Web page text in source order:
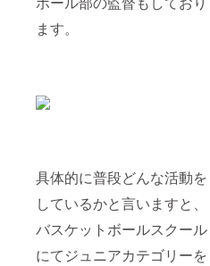
ます。
具体的に普段どんな活動を
しているかと言いますと、
バスケットボールスクール
にてジュニアカテゴリーを